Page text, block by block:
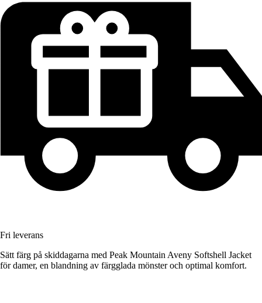
Fri leverans
Sätt färg på skiddagarna med Peak Mountain Aveny Softshell Jacket
för damer, en blandning av färgglada mönster och optimal komfort.